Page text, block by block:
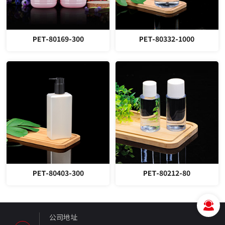
PET-80169-300 PET-80332-1000
PET-80403-300 PET-80212-80
公司地址